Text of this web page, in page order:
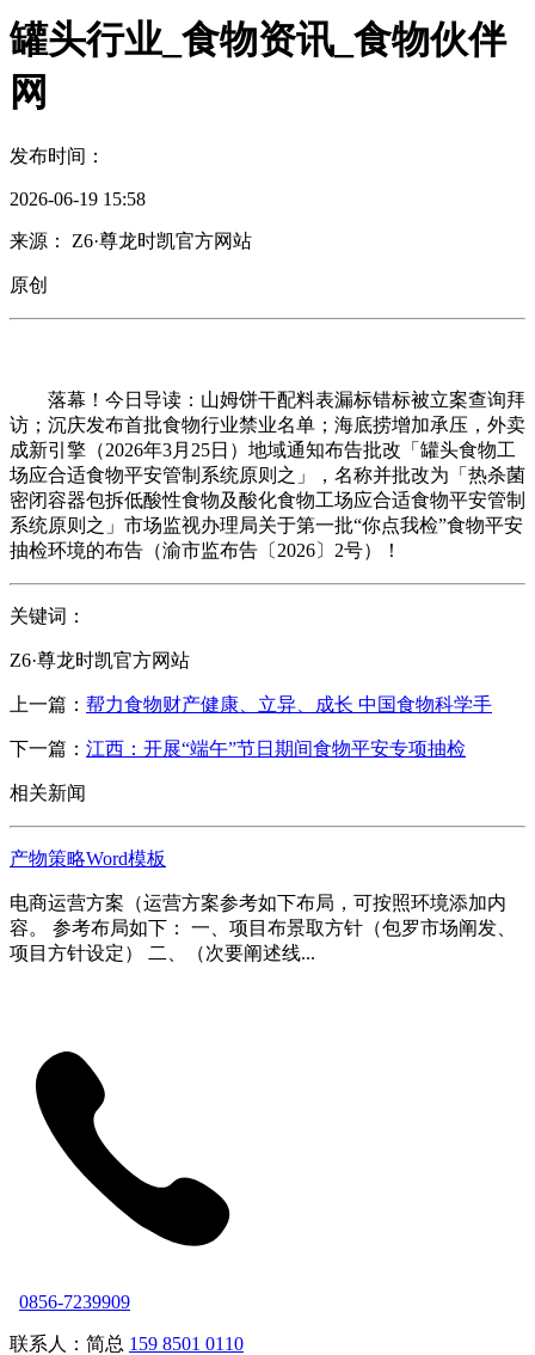
罐头行业_食物资讯_食物伙伴
网
发布时间：
2026-06-19 15:58
来源： Z6·尊龙时凯官方网站
原创
落幕！今日导读：山姆饼干配料表漏标错标被立案查询拜
访；沉庆发布首批食物行业禁业名单；海底捞增加承压，外卖
成新引擎（2026年3月25日）地域通知布告批改「罐头食物工
场应合适食物平安管制系统原则之」，名称并批改为「热杀菌
密闭容器包拆低酸性食物及酸化食物工场应合适食物平安管制
系统原则之」市场监视办理局关于第一批“你点我检”食物平安
抽检环境的布告（渝市监布告〔2026〕2号）！
关键词：
Z6·尊龙时凯官方网站
上一篇： 帮力食物财产健康、立异、成长 中国食物科学手
下一篇： 江西：开展“端午”节日期间食物平安专项抽检
相关新闻
产物策略Word模板
电商运营方案（运营方案参考如下布局，可按照环境添加内
容。 参考布局如下： 一、项目布景取方针（包罗市场阐发、
项目方针设定） 二、（次要阐述线...
0856-7239909
联系人：简总 159 8501 0110